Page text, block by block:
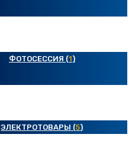
ФОТОСЕССИЯ (1)
ЭЛЕКТРОТОВАРЫ (5)